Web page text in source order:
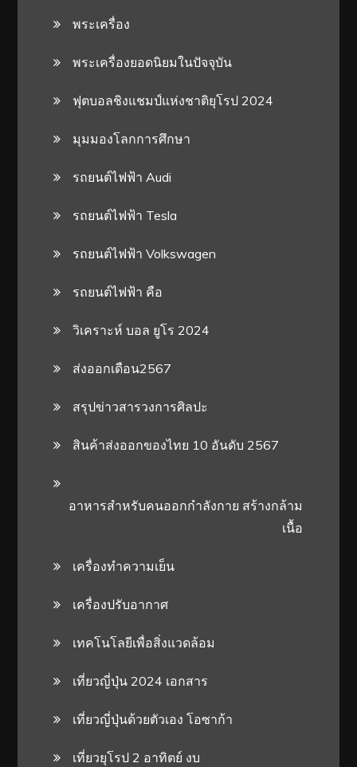
พระเครื่อง
พระเครื่องยอดนิยมในปัจจุบัน
ฟุตบอลชิงแชมป์แห่งชาติยุโรป 2024
มุมมองโลกการศึกษา
รถยนต์ไฟฟ้า Audi
รถยนต์ไฟฟ้า Tesla
รถยนต์ไฟฟ้า Volkswagen
รถยนต์ไฟฟ้า คือ
วิเคราะห์ บอล ยูโร 2024
ส่งออกเดือน2567
สรุปข่าวสารวงการศิลปะ
สินค้าส่งออกของไทย 10 อันดับ 2567
อาหารสําหรับคนออกกําลังกาย สร้างกล้าม
เนื้อ
เครื่องทำความเย็น
เครื่องปรับอากาศ
เทคโนโลยีเพื่อสิ่งแวดล้อม
เที่ยวญี่ปุ่น 2024 เอกสาร
เที่ยวญี่ปุ่นด้วยตัวเอง โอซาก้า
เที่ยวยุโรป 2 อาทิตย์ งบ